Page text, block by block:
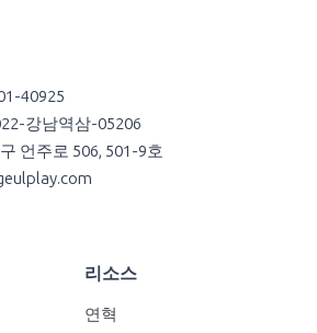
40925
강남역삼-05206
언주로 506, 501-9호
리소스
연혁